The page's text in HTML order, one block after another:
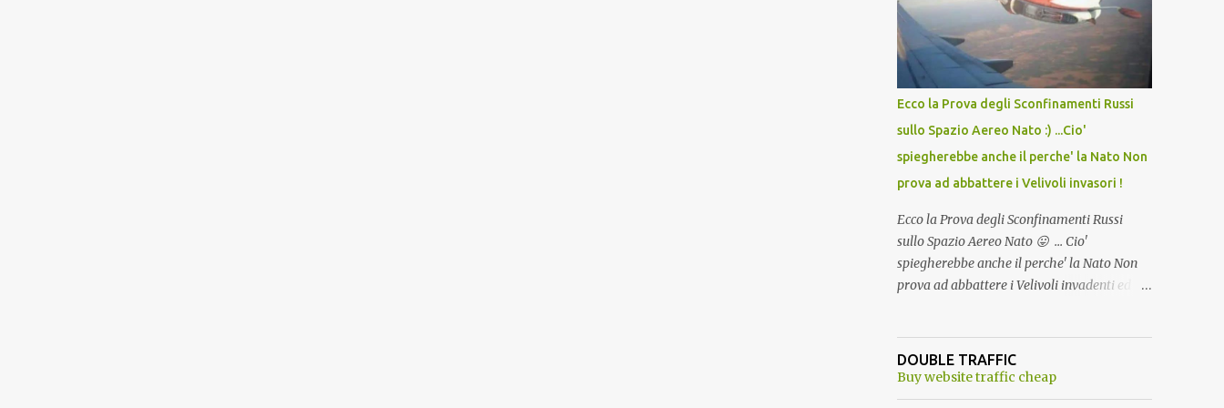
lo scopo della temperatura? Qualcuno a suo
tempo ribattezzo' il Vaccino come: l' Amaro
del Capo, era "spettacolare Ghiacciato, ma
andava bene anche, a Temperatura
Ambiente"! Riproponiamo l'articolo per NON
Ecco la Prova degli Sconfinamenti Russi
sullo Spazio Aereo Nato :) ...Cio'
spiegherebbe anche il perche' la Nato Non
prova ad abbattere i Velivoli invasori !
Ecco la Prova degli Sconfinamenti Russi
sullo Spazio Aereo Nato 😛 ... Cio'
spiegherebbe anche il perche' la Nato Non
prova ad abbattere i Velivoli invadenti ed
alcuna notizia di un'invasione dello spazio
aereo NATO da parte di un robot chiamato
DOUBLE TRAFFIC
Buy website traffic cheap